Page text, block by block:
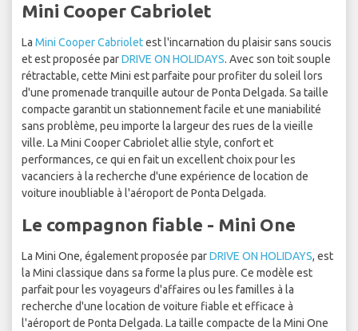
Mini Cooper Cabriolet
La Mini Cooper Cabrioletest l'incarnation du plaisir sans soucis
et est proposée parDRIVE ON HOLIDAYS. Avec son toit souple
rétractable, cette Mini est parfaite pour profiter du soleil lors
d'une promenade tranquille autour de Ponta Delgada. Sa taille
compacte garantit un stationnement facile et une maniabilité
sans problème, peu importe la largeur des rues de la vieille
ville. La Mini Cooper Cabriolet allie style, confort et
performances, ce qui en fait un excellent choix pour les
vacanciers à la recherche d'une expérience de location de
voiture inoubliable à l'aéroport de Ponta Delgada.
Le compagnon fiable - Mini One
La Mini One, également proposée parDRIVE ON HOLIDAYS, est
la Mini classique dans sa forme la plus pure. Ce modèle est
parfait pour les voyageurs d'affaires ou les familles à la
recherche d'une location de voiture fiable et efficace à
l'aéroport de Ponta Delgada. La taille compacte de la Mini One